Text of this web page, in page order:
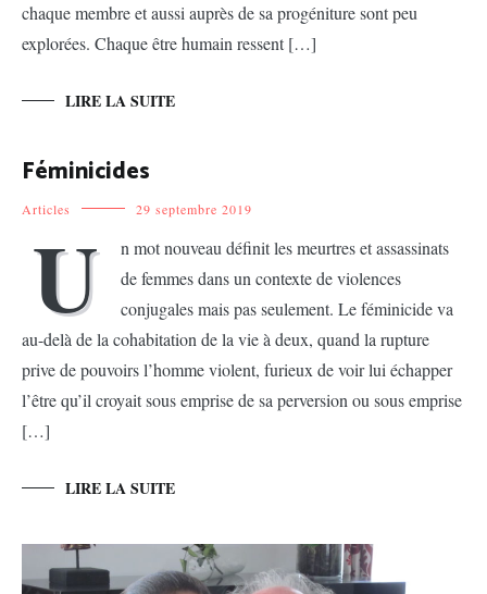
chaque membre et aussi auprès de sa progéniture sont peu
explorées. Chaque être humain ressent […]
LIRE LA SUITE
Féminicides
Articles 29 septembre 2019
U
n mot nouveau définit les meurtres et assassinats
de femmes dans un contexte de violences
conjugales mais pas seulement. Le féminicide va
au-delà de la cohabitation de la vie à deux, quand la rupture
prive de pouvoirs l’homme violent, furieux de voir lui échapper
l’être qu’il croyait sous emprise de sa perversion ou sous emprise
[…]
LIRE LA SUITE